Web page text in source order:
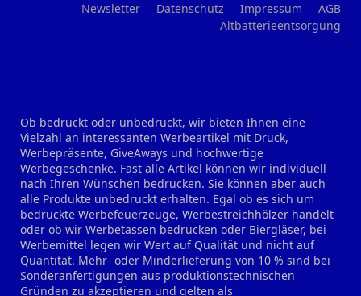
Newsletter
Datenschutz Impressum
AGB
Altbatterieentsorgung
Ob bedruckt oder unbedruckt, wir bieten Ihnen eine
Vielzahl an interessanten Werbeartikel mit Druck,
Werbepräsente, GiveAways und hochwertige
Werbegeschenke. Fast alle Artikel können wir individuell
nach Ihren Wünschen bedrucken. Sie können aber auch
alle Produkte unbedruckt erhalten. Egal ob es sich um
bedruckte Werbefeuerzeuge, Werbestreichhölzer handelt
oder ob wir Werbetassen bedrucken oder Biergläser, bei
Werbemittel legen wir Wert auf Qualität und nicht auf
Quantität. Mehr- oder Minderlieferung von 10 % sind bei
Sonderanfertigungen aus produktionstechnischen
Gründen zu akzeptieren und gelten als